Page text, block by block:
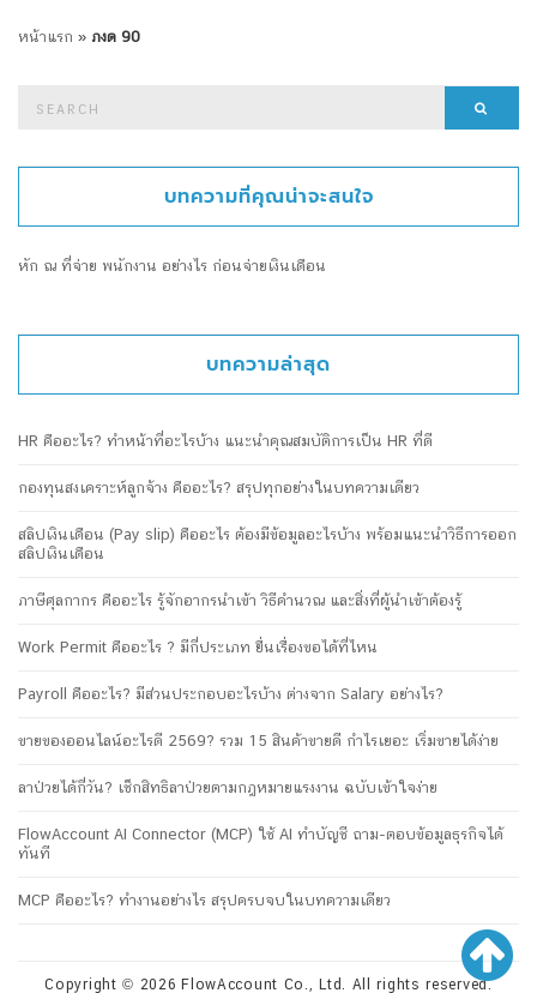
หน้าแรก » ภงด 90
บทความที่คุณน่าจะสนใจ
หัก ณ ที่จ่าย พนักงาน อย่างไร ก่อนจ่ายเงินเดือน
บทความล่าสุด
HR คืออะไร? ทำหน้าที่อะไรบ้าง แนะนำคุณสมบัติการเป็น HR ที่ดี
กองทุนสงเคราะห์ลูกจ้าง คืออะไร? สรุปทุกอย่างในบทความเดียว
สลิปเงินเดือน (Pay slip) คืออะไร ต้องมีข้อมูลอะไรบ้าง พร้อมแนะนำวิธีการออก
สลิปเงินเดือน
ภาษีศุลกากร คืออะไร รู้จักอากรนำเข้า วิธีคำนวณ และสิ่งที่ผู้นำเข้าต้องรู้
Work Permit คืออะไร ? มีกี่ประเภท ยื่นเรื่องขอได้ที่ไหน
Payroll คืออะไร? มีส่วนประกอบอะไรบ้าง ต่างจาก Salary อย่างไร?
ขายของออนไลน์อะไรดี 2569? รวม 15 สินค้าขายดี กำไรเยอะ เริ่มขายได้ง่าย
ลาป่วยได้กี่วัน? เช็กสิทธิลาป่วยตามกฎหมายแรงงาน ฉบับเข้าใจง่าย
FlowAccount AI Connector (MCP) ใช้ AI ทำบัญชี ถาม-ตอบข้อมูลธุรกิจได้
ทันที
MCP คืออะไร? ทำงานอย่างไร สรุปครบจบในบทความเดียว
Copyright © 2026 FlowAccount Co., Ltd. All rights reserved.